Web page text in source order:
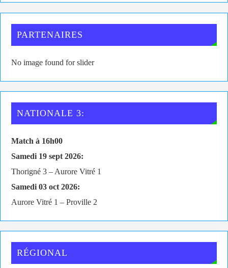
PARTENAIRES
No image found for slider
NATIONALE 3:
Match à 16h00
Samedi 19 sept 2026:
Thorigné 3 – Aurore Vitré 1
Samedi 03 oct 2026:
Aurore Vitré 1 – Proville 2
RÉGIONAL